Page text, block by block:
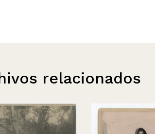
relacionados